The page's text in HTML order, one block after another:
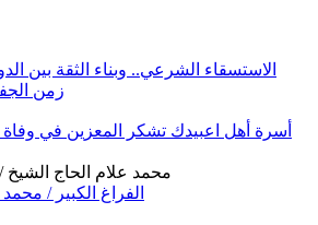
الاستسقاء الشرعي.. وبناء الثقة بين
زمن
أسرة أهل اعبيدك تشكر المعزين في وفاة
الفراغ الكبير /